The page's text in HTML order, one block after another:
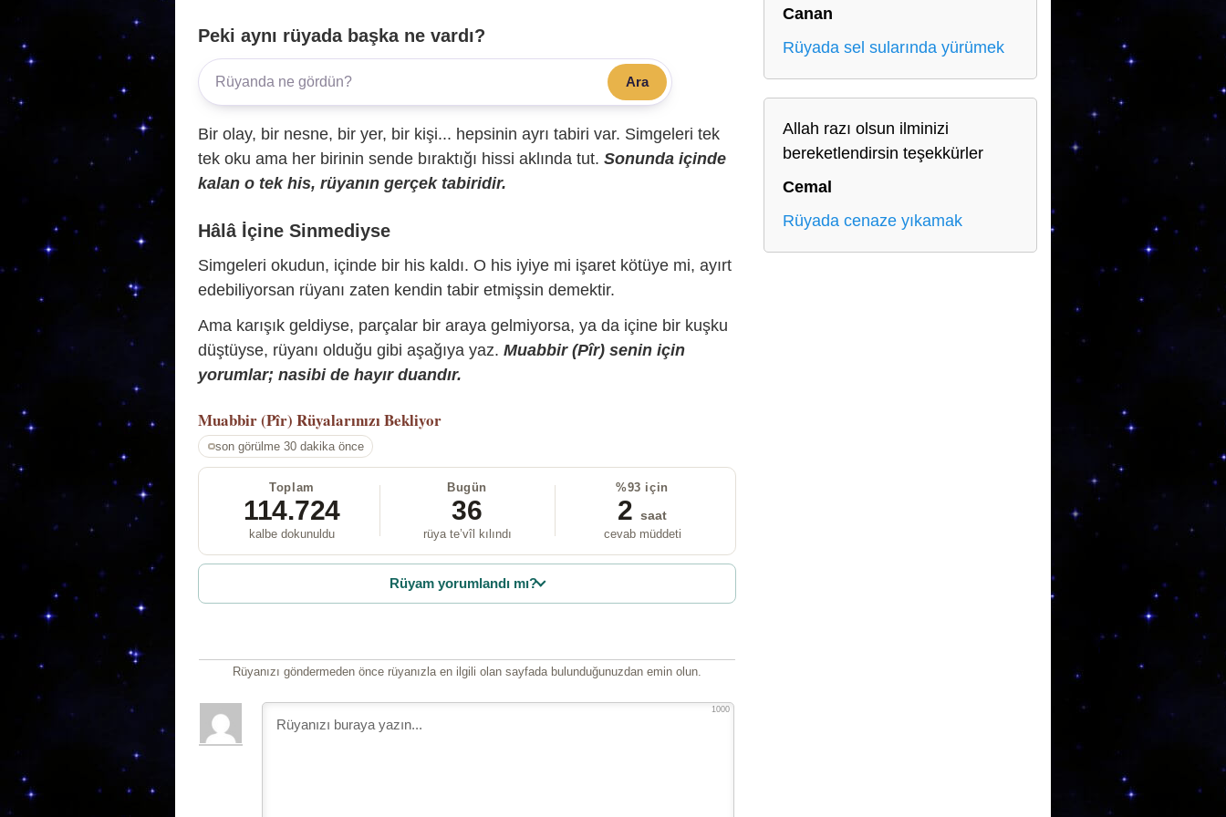
Peki aynı rüyada başka ne vardı?
Ara
Bir olay, bir nesne, bir yer, bir kişi... hepsinin ayrı tabiri var. Simgeleri tek
tek oku ama her birinin sende bıraktığı hissi aklında tut. Sonunda içinde
kalan o tek his, rüyanın gerçek tabiridir.
Hâlâ İçine Sinmediyse
Simgeleri okudun, içinde bir his kaldı. O his iyiye mi işaret kötüye mi, ayırt
edebiliyorsan rüyanı zaten kendin tabir etmişsin demektir.
Ama karışık geldiyse, parçalar bir araya gelmiyorsa, ya da içine bir kuşku
düştüyse, rüyanı olduğu gibi aşağıya yaz. Muabbir (Pîr) senin için
yorumlar; nasibi de hayır duandır.
Muabbir (Pîr) Rüyalarınızı Bekliyor
son görülme 30 dakika önce
Toplam
114.724
kalbe dokunuldu
Bugün
36
rüya te’vîl kılındı
%93 için
2 saat
cevab müddeti
Rüyam yorumlandı mı?
Rüyanızı göndermeden önce rüyanızla en ilgili olan sayfada bulunduğunuzdan emin olun.
1000
Canan
Rüyada sel sularında yürümek
Allah razı olsun ilminizi
bereketlendirsin teşekkürler
Cemal
Rüyada cenaze yıkamak